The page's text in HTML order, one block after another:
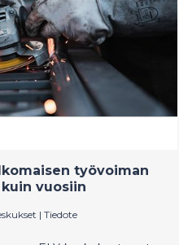
työvoiman
vuosiin
| Tiedote